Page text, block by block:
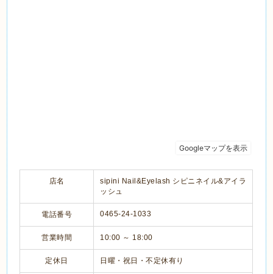
店名
sipini Nail&Eyelash シピニネイル&アイラ
ッシュ
電話番号 0465-24-1033
営業時間 10:00 ～ 18:00
定休日 日曜・祝日・不定休有り